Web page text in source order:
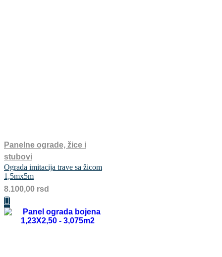
Panelne ograde, žice i
stubovi
Ograda imitacija trave sa žicom
1,5mx5m
8.100,00 rsd